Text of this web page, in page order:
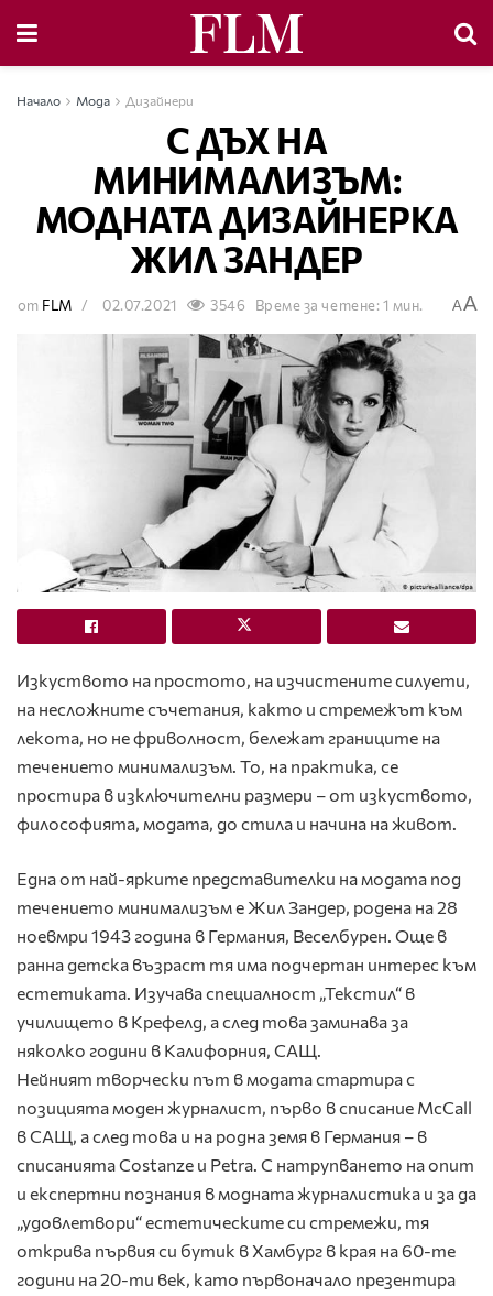
Начало Мода Дизайнери
С ДЪХ НА
МИНИМАЛИЗЪМ:
МОДНАТА ДИЗАЙНЕРКА
ЖИЛ ЗАНДЕР
от FLM 02.07.2021 3546 Време за четене: 1 мин. AA
Изкуството на простото, на изчистените силуети,
на несложните съчетания, както и стремежът към
лекота, но не фриволност, бележат границите на
течението минимализъм. То, на практика, се
простира в изключителни размери – от изкуството,
философията, модата, до стила и начина на живот.
Една от най-ярките представителки на модата под
течението минимализъм е Жил Зандер, родена на 28
ноевмри 1943 година в Германия, Веселбурен. Още в
ранна детска възраст тя има подчертан интерес към
естетиката. Изучава специалност „Текстил“ в
училището в Крефелд, а след това заминава за
няколко години в Калифорния, САЩ.
Нейният творчески път в модата стартира с
позицията моден журналист, първо в списание McCall
в САЩ, а след това и на родна земя в Германия – в
списанията Costanze и Petra. С натрупването на опит
и експертни познания в модната журналистика и за да
„удовлетвори“ естетическите си стремежи, тя
открива първия си бутик в Хамбург в края на 60-те
години на 20-ти век, като първоначало презентира